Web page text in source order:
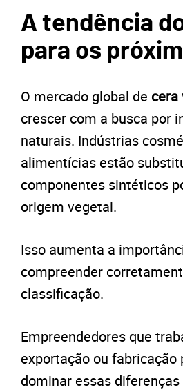
A tendência
para os
O mercado global de cera
crescer com a busca por
naturais. Indústrias
alimentícias estão
componentes sintéticos
origem vegetal.
Isso aumenta a
compreender
classificação.
Empreendedores que
exportação ou fabricação
dominar essas diferenças